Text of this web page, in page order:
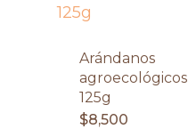
Arándanos
agroecológicos
125g
$8,500